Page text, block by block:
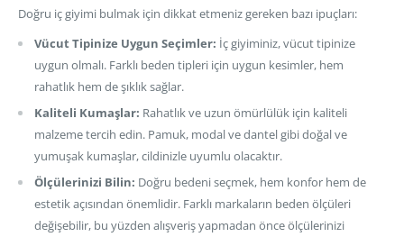
Doğru iç giyimi bulmak için dikkat etmeniz gereken bazı ipuçları:
Vücut Tipinize Uygun Seçimler: İç giyiminiz, vücut tipinize
uygun olmalı. Farklı beden tipleri için uygun kesimler, hem
rahatlık hem de şıklık sağlar.
Kaliteli Kumaşlar: Rahatlık ve uzun ömürlülük için kaliteli
malzeme tercih edin. Pamuk, modal ve dantel gibi doğal ve
yumuşak kumaşlar, cildinizle uyumlu olacaktır.
Ölçülerinizi Bilin: Doğru bedeni seçmek, hem konfor hem de
estetik açısından önemlidir. Farklı markaların beden ölçüleri
değişebilir, bu yüzden alışveriş yapmadan önce ölçülerinizi